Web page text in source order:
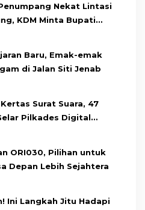
Nekat Lintasi
KDM Minta Bupati
Baru, Emak-emak
di Jalan Siti Jenab
Surat Suara, 47
Pilkades Digital
ORI030, Pilihan untuk
Depan Lebih Sejahtera
Ini Langkah Jitu Hadapi